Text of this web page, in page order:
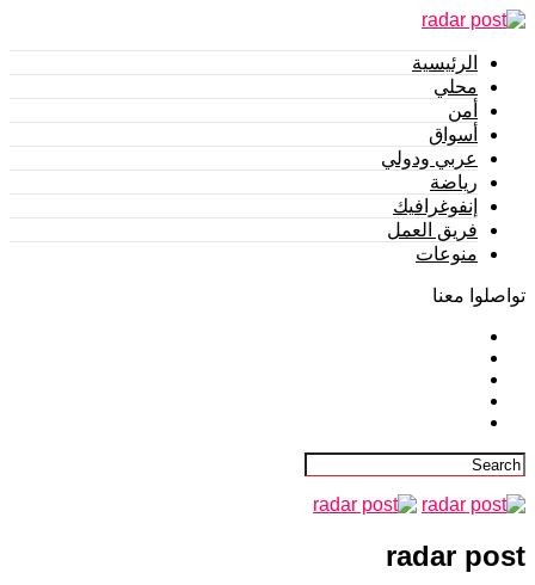
الرئيسية
محلي
أمن
أسواق
عربي ودولي
رياضة
إنفوغرافيك
فريق العمل
منوعات
تواصلوا معنا
radar post